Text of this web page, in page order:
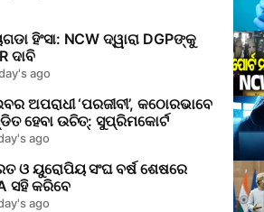
ହିଂସା: NCW ଦ୍ୱାରା DGPଙ୍କୁ
ଦାବି
ago
ଅପରାଧୀ ‘ପରଜୀବୀ’, କଠୋରଭାବେ
ହେବା ଉଚିତ୍: ସୁପ୍ରିମକୋର୍ଟ
ago
ଓ ୟୁରୋପିୟ ସଂଘ ବର୍ଷ ଶେଷରେ
ସହି କରିବେ
ago